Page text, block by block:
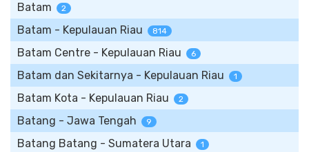
Batam 2
Batam - Kepulauan Riau 814
Batam Centre - Kepulauan Riau 6
Batam dan Sekitarnya - Kepulauan Riau 1
Batam Kota - Kepulauan Riau 2
Batang - Jawa Tengah 9
Batang Batang - Sumatera Utara 1